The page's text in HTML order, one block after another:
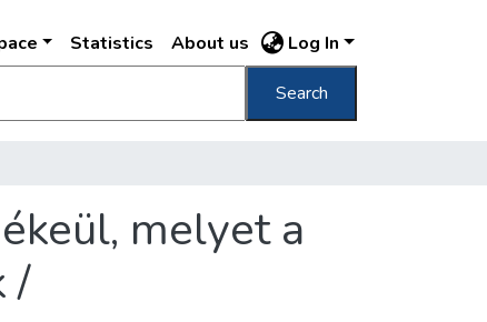
Statistics About us Log In
Search
melyet a
/